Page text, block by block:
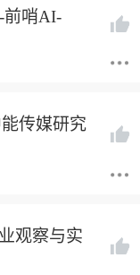
前哨AI-
传媒研究
观察与实